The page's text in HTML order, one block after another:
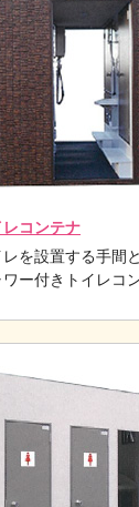
レコンテナ
を設置する手間
ー付きトイレコ